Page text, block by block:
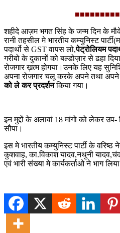
शहीदे आज़म भगत सिंह के जन्म दिन के
रानी तहसील मे भारतीय कम्युनिस्ट
पदार्थो से GST वापस लो,पेट्रोलियम
गरीबो के दुकानों को बल्डोज़ार से ढहा
रोजगार ख़त्म होगया।उनके लिए यह
अपना रोजगार चलू करके अपने तथा
को ले कर प्रदर्शनकिया गया।
इन मुद्दों के अलावां 18 मांगो को लेकर उप-
सौपा।
इस मे भारतीय कम्युनिस्ट पार्टी के
कुशवाह, का.विकाश यादव,नथुनी
एवं भारी संख्या मे कार्यकर्ताओ ने भाग